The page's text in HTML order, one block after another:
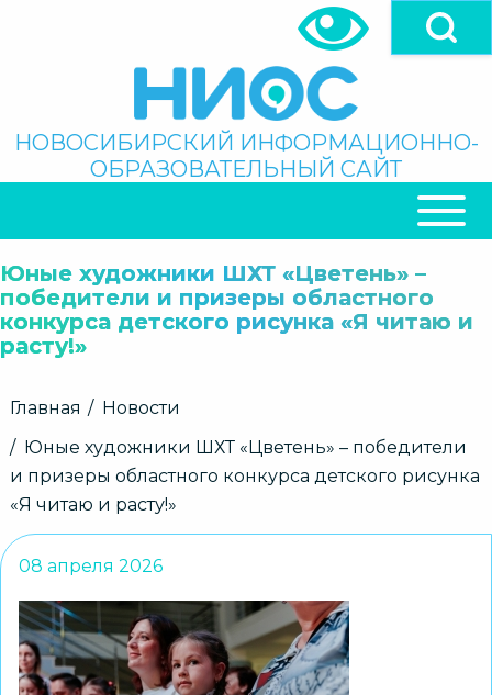
Поиск
НОВОСИБИРСКИЙ ИНФОРМАЦИОННО-
ОБРАЗОВАТЕЛЬНЫЙ САЙТ
НАВИГАЦИЯ
Юные художники ШХТ «Цветень» –
победители и призеры областного
конкурса детского рисунка «Я читаю и
расту!»
Строка
Главная
Новости
Юные художники ШХТ «Цветень» – победители
и призеры областного конкурса детского рисунка
«Я читаю и расту!»
08 апреля 2026